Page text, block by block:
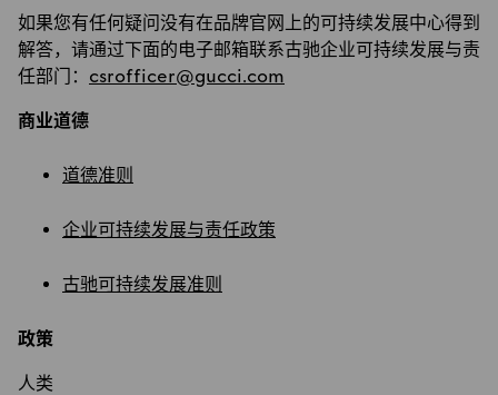
如果您有任何疑问没有在品牌官网上的可持续发展中心得到
解答，请通过下面的电子邮箱联系古驰企业可持续发展与责
任部门： csrofficer@gucci.com
商业道德
道德准则
企业可持续发展与责任政策
古驰可持续发展准则
政策
人类